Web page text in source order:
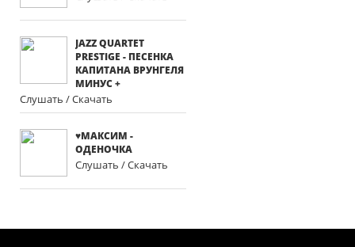
JAZZ QUARTET
PRESTIGE - ПЕСЕНКА
КАПИТАНА ВРУНГЕЛЯ
МИНУС +
Слушать / Скачать
♥МАКСИМ -
ОДЕНОЧКА
Слушать / Скачать